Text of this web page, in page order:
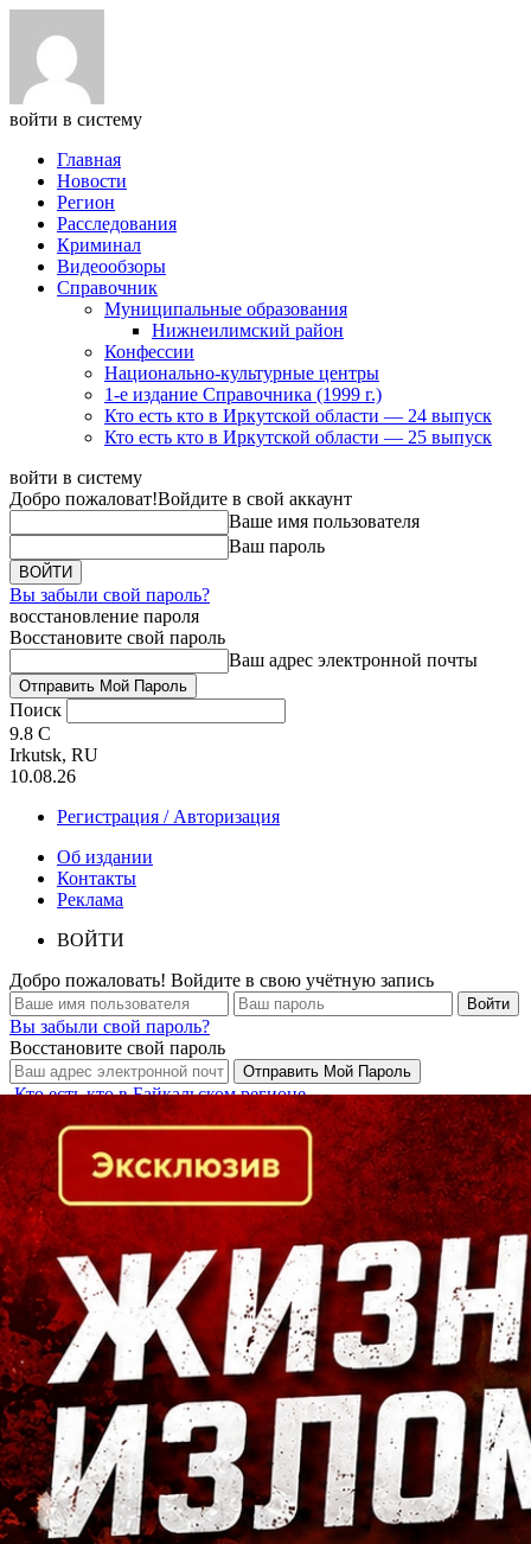
войти в систему
Главная
Новости
Регион
Расследования
Криминал
Видеообзоры
Справочник
Муниципальные образования
Нижнеилимский район
Конфессии
Национально-культурные центры
1-е издание Справочника (1999 г.)
Кто есть кто в Иркутской области — 24 выпуск
Кто есть кто в Иркутской области — 25 выпуск
войти в систему
Добро пожаловат!Войдите в свой аккаунт
Ваше имя пользователя
Ваш пароль
Вы забыли свой пароль?
восстановление пароля
Восстановите свой пароль
Ваш адрес электронной почты
Поиск
9.8 C
Irkutsk, RU
10.08.26
Регистрация / Авторизация
Об издании
Контакты
Реклама
ВОЙТИ
Добро пожаловать! Войдите в свою учётную запись
Вы забыли свой пароль?
Восстановите свой пароль
Кто есть кто в Байкальском регионе